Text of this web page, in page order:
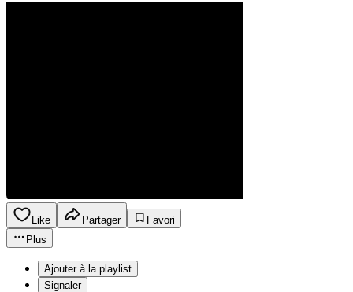
Like Partager
Favori
Plus
Ajouter à la playlist
Signaler